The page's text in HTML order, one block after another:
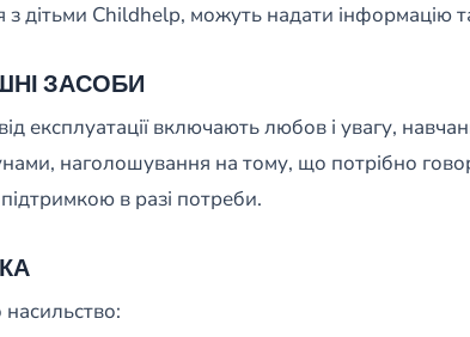
дітьми Childhelp, можуть надати інформацію
ЗАСОБИ
експлуатації включають любов і увагу,
наголошування на тому, що потрібно
в разі потреби.